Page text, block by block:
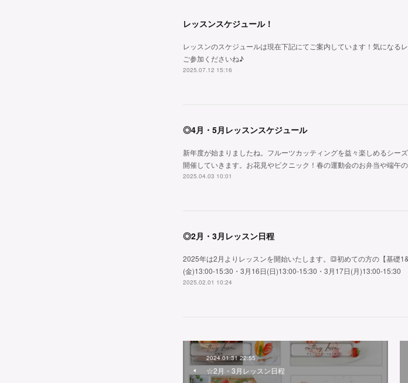
レッスンスケジュール！
レッスンのスケジュールは現在下記にてご案内しています！気になる
ご参加くださいね♪
2025.07.12 15:16
◎4月・5月レッスンスケジュール
新年度が始まりましたね。フルーツカッティングを益々楽しめるシー
開催していきます。お花見やピクニック！春の運動会のお弁当や端午
2025.04.03 10:01
◎2月・3月レッスン日程
2025年は2月よりレッスンを開始いたします。🔳初めての方の【基礎
(金)13:00-15:30・3月16日(日)13:00-15:30・3月17日(月)13:00-15:30
2025.02.01 10:24
2024.01.31 22:55
☆2月・3月レッスン日程